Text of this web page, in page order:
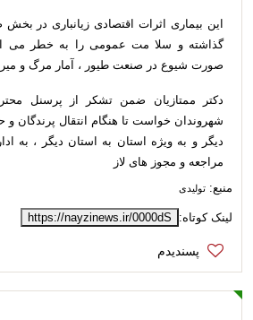
این بیماری اثرات اقتصادی زیانباری در
گذاشته و سلا مت عمومی را به خطر می
صورت شیوع در صنعت طیور ، آمار مرگ و میر 100 درصد می باشد .
دکتر ممتازیان ضمن تشکر از پرسنل
شهروندان خواست تا هنگام انتقال پرندگان و
دیگر و به ویژه استان به استان دیگر ، به
مراجعه و مجوز های لاز
منبع: تولیدی
لینک کوتاه: https://nayzinews.ir/0000dS